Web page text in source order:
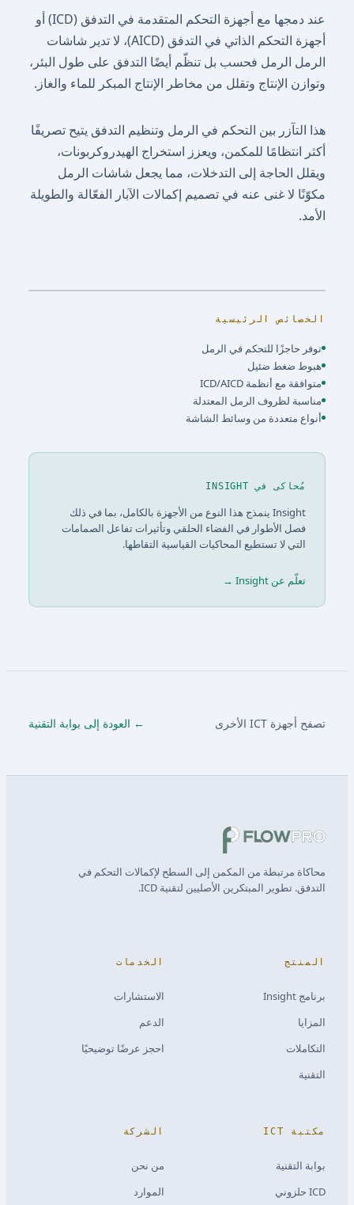
عند دمجها مع أجهزة التحكم المتقدمة في التدفق (ICD) أو
أجهزة التحكم الذاتي في التدفق (AICD)، لا تدير شاشات
الرمل الرمل فحسب بل تنظّم أيضًا التدفق على طول البئر،
وتوازن الإنتاج وتقلل من مخاطر الإنتاج المبكر للماء والغاز.
هذا التآزر بين التحكم في الرمل وتنظيم التدفق يتيح تصريفًا
أكثر انتظامًا للمكمن، ويعزز استخراج الهيدروكربونات،
ويقلل الحاجة إلى التدخلات، مما يجعل شاشات الرمل
مكوّنًا لا غنى عنه في تصميم إكمالات الآبار الفعّالة والطويلة
الأمد.
الخصائص الرئيسية
توفر حاجزًا للتحكم في الرمل
هبوط ضغط ضئيل
متوافقة مع أنظمة ICD/AICD
مناسبة لظروف الرمل المعتدلة
أنواع متعددة من وسائط الشاشة
مُحاكى في INSIGHT
Insight ينمذج هذا النوع من الأجهزة بالكامل، بما في ذلك
فصل الأطوار في الفضاء الحلقي وتأثيرات تفاعل الصمامات
التي لا تستطيع المحاكيات القياسية التقاطها.
تعلّم عن Insight →
تصفح أجهزة ICT الأخرى ← العودة إلى بوابة التقنية
محاكاة مرتبطة من المكمن إلى السطح لإكمالات التحكم في
التدفق. تطوير المبتكرين الأصليين لتقنية ICD.
المنتج
برنامج Insight
المزايا
التكاملات
التقنية
الخدمات
الاستشارات
الدعم
احجز عرضًا توضيحيًا
مكتبة ICT
بوابة التقنية
ICD حلزوني
الشركة
من نحن
الموارد